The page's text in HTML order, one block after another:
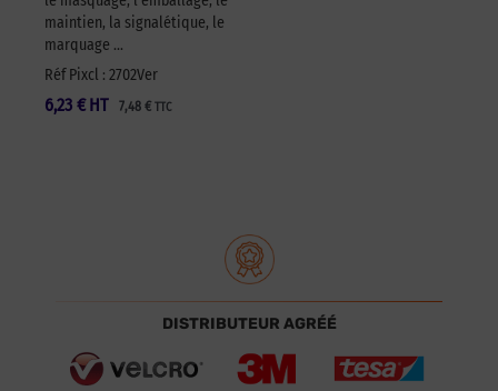
maintien, la signalétique, le
marquage …
Réf Pixcl : 2702Ver
6,23 € 7,48 € TTC
HT
DISTRIBUTEUR AGRÉÉ